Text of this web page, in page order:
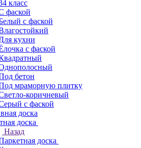
класс
фаской
с фаской
кухни
с фаской
бетон
мраморную плитку
коричневый
с фаской
доска
доска
Назад
доска